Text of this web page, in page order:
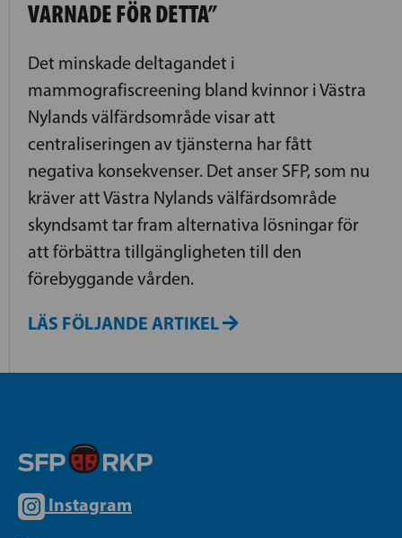
VARNADE FÖR DETTA”
Det minskade deltagandet i
mammografiscreening bland kvinnor i Västra
Nylands välfärdsområde visar att
centraliseringen av tjänsterna har fått
negativa konsekvenser. Det anser SFP, som nu
kräver att Västra Nylands välfärdsområde
skyndsamt tar fram alternativa lösningar för
att förbättra tillgängligheten till den
förebyggande vården.
LÄS FÖLJANDE ARTIKEL
Instagram